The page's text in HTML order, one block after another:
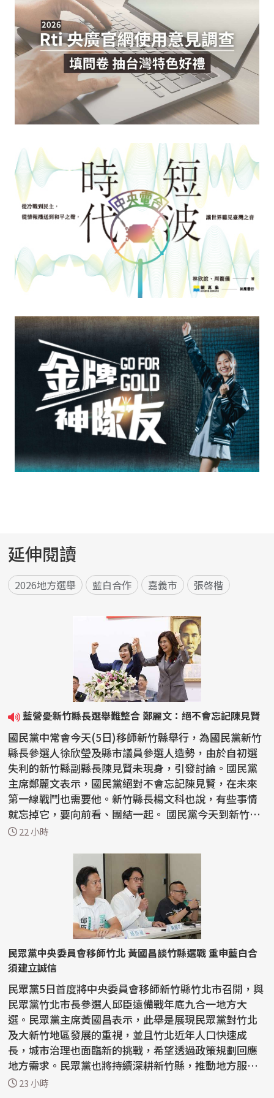
延伸閱讀
2026地方選舉 藍白合作 嘉義市 張啓楷
藍營憂新竹縣長選舉難整合 鄭麗文：絕不會忘記陳見賢
國民黨中常會今天(5日)移師新竹縣舉行，為國民黨新竹
縣長參選人徐欣瑩及縣市議員參選人造勢，由於自初選
失利的新竹縣副縣長陳見賢未現身，引發討論。國民黨
主席鄭麗文表示，國民黨絕對不會忘記陳見賢，在未來
第一線戰鬥也需要他。新竹縣長楊文科也說，有些事情
就忘掉它，要向前看、團結一起。 國民黨今天到新竹縣
舉行...
22 小時
民眾黨中央委員會移師竹北 黃國昌談竹縣選戰 重申藍白合
須建立誠信
民眾黨5日首度將中央委員會移師新竹縣竹北市召開，與
民眾黨竹北市長參選人邱臣遠備戰年底九合一地方大
選。民眾黨主席黃國昌表示，此舉是展現民眾黨對竹北
及大新竹地區發展的重視，並且竹北近年人口快速成
長，城市治理也面臨新的挑戰，希望透過政策規劃回應
地方需求。民眾黨也將持續深耕新竹縣，推動地方服務
與政策落...
23 小時